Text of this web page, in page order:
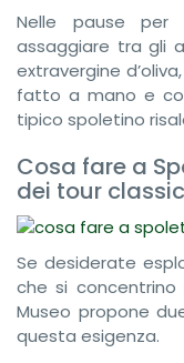
Nelle pause per
assaggiare tra gli
extravergine
fatto a mano e
tipico spoletino
Cosa fare a
dei tour
Se desiderate
che si concentrino
Museo propone
questa esigenza.